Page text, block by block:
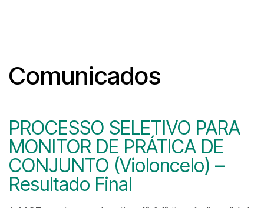
Comunicados
PROCESSO SELETIVO PARA
MONITOR DE PRÁTICA DE
CONJUNTO (Violoncelo) –
Resultado Final